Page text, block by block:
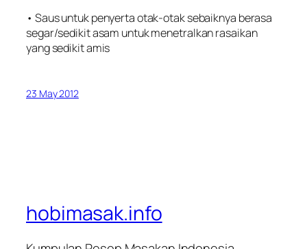
• Saus untuk penyerta otak-otak sebaiknya berasa
segar/sedikit asam untuk menetralkan rasaikan
yang sedikit amis
23 May 2012
hobimasak.info